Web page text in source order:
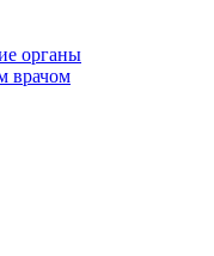
органы
врачом